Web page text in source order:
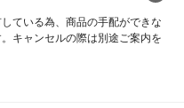
ている為、商品の手配ができな
キャンセルの際は別途ご案内を